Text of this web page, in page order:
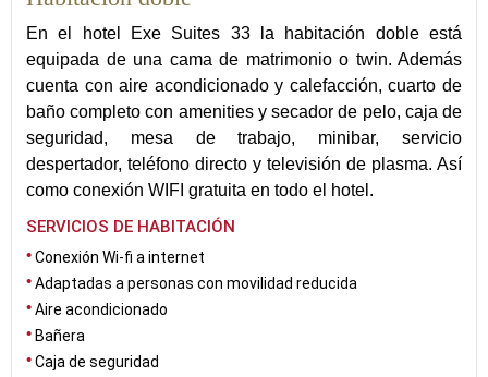
En el hotel Exe Suites 33 la habitación doble está
equipada de una cama de matrimonio o twin. Además
cuenta con aire acondicionado y calefacción, cuarto de
baño completo con amenities y secador de pelo, caja de
seguridad, mesa de trabajo, minibar, servicio
despertador, teléfono directo y televisión de plasma. Así
como conexión WIFI gratuita en todo el hotel.
SERVICIOS DE HABITACIÓN
Conexión Wi-fi a internet
Adaptadas a personas con movilidad reducida
Aire acondicionado
Bañera
Caja de seguridad